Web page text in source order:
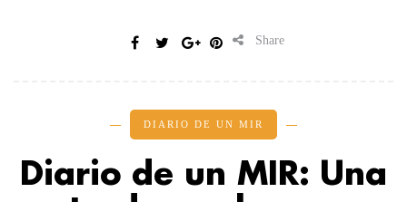
Share
DIARIO DE UN MIR
Diario de un MIR: Una